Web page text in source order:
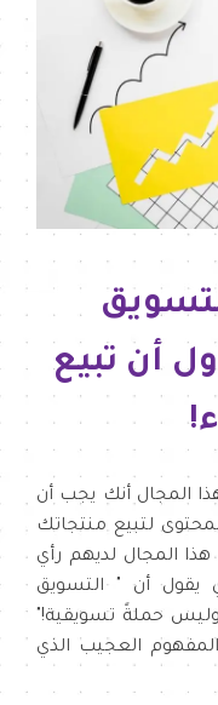
أن تبيع
المجال أنك يجب أن
لتبيع منتجاتك
هذا المجال لديهم رأي
يقول أن " التسويق
وليس حملةً تسويقية!"
العجيب الذي